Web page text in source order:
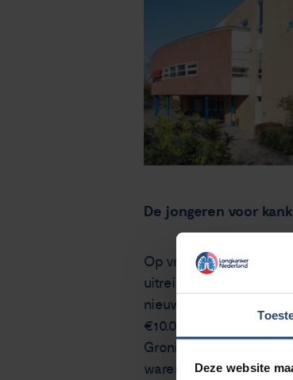
Deze website
De jongeren voor
Op vrijdag pakte ik de
uitreiken. Misschien
nieuws kwam? De
€10.000,- geven. Of
Groningen. Daar
waren ze nog eens